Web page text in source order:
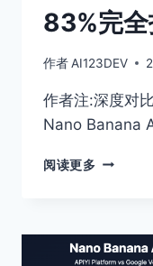
指
南
83%完
作者AI123DEV
作者注:深度对
Nano Banana
阅读更多 掌
API
最